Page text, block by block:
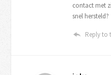
contact met
snel hersteld?
Reply to